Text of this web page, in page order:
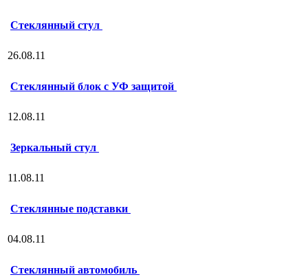
Стеклянный стул
26.08.11
Стеклянный блок с УФ защитой
12.08.11
Зеркальный стул
11.08.11
Стеклянные подставки
04.08.11
Стеклянный автомобиль